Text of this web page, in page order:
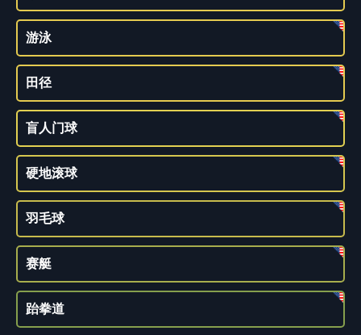
游泳
田径
盲人门球
硬地滚球
羽毛球
赛艇
跆拳道